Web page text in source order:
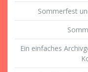
Sommerfest
Ein einfaches